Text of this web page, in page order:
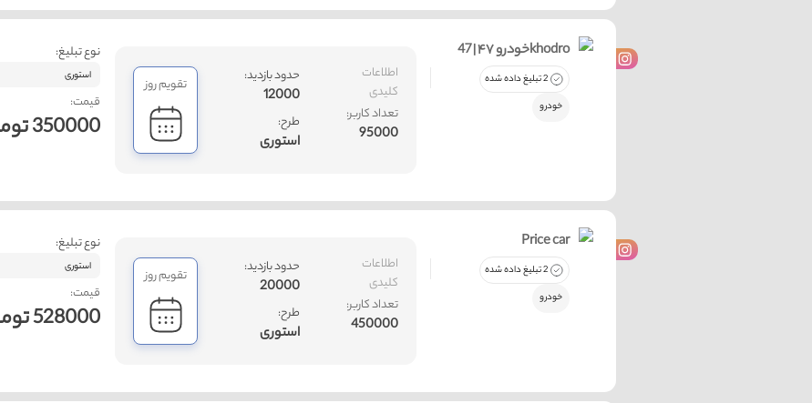
نوع تبلیغ:
استوری
قیمت:
350000 تومان
اطلاعات
کلیدی
تعداد کاربر:
95000
حدود بازدید:
12000
طرح:
استوری
تقویم روز
خودرو ۴۷ | 47khodro
2 تبلیغ داده شده
خودرو
نوع تبلیغ:
استوری
قیمت:
528000 تومان
اطلاعات
کلیدی
تعداد کاربر:
450000
حدود بازدید:
20000
طرح:
استوری
تقویم روز
Price car
2 تبلیغ داده شده
خودرو